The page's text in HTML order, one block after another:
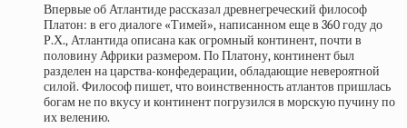
Впервые об Атлантиде рассказал древнегреческий философ
Платон: в его диалоге «Тимей», написанном еще в 360 году до
Р.Х., Атлантида описана как огромный континент, почти в
половину Африки размером. По Платону, континент был
разделен на царства-конфедерации, обладающие невероятной
силой. Философ пишет, что воинственность атлантов пришлась
богам не по вкусу и континент погрузился в морскую пучину по
их велению.